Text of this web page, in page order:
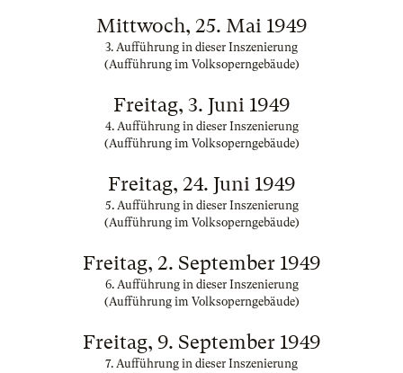
Mittwoch, 25. Mai 1949
3. Aufführung in dieser Inszenierung
(Aufführung im Volksoperngebäude)
Freitag, 3. Juni 1949
4. Aufführung in dieser Inszenierung
(Aufführung im Volksoperngebäude)
Freitag, 24. Juni 1949
5. Aufführung in dieser Inszenierung
(Aufführung im Volksoperngebäude)
Freitag, 2. September 1949
6. Aufführung in dieser Inszenierung
(Aufführung im Volksoperngebäude)
Freitag, 9. September 1949
7. Aufführung in dieser Inszenierung